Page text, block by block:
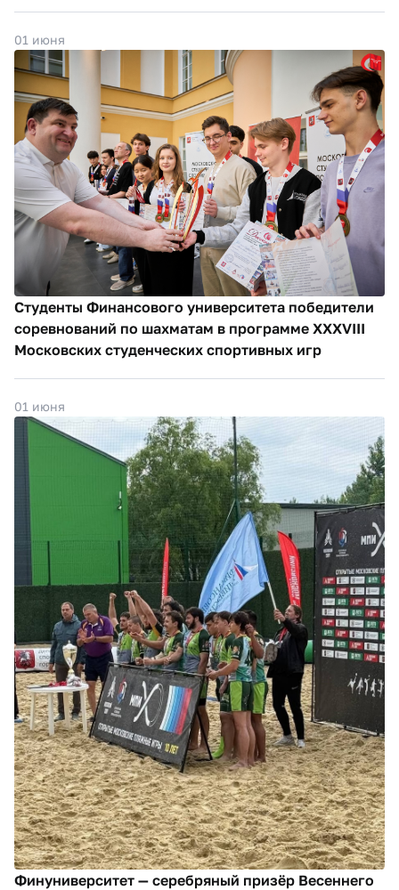
01 июня
Студенты Финансового университета победители
соревнований по шахматам в программе XXXVIII
Московских студенческих спортивных игр
01 июня
Финуниверситет — серебряный призёр Весеннего